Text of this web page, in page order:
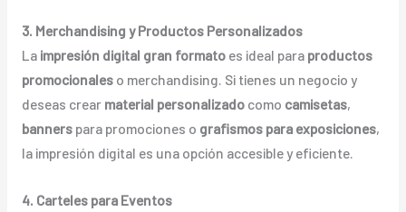
3. Merchandising y Productos Personalizados
La impresión digital gran formatoes ideal para productos
promocionaleso merchandising. Si tienes un negocio y
deseas crear material personalizadocomo camisetas,
bannerspara promociones o grafismos para exposiciones,
la impresión digital es una opción accesible y eficiente.
4. Carteles para Eventos